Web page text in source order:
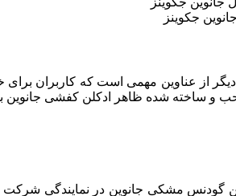
جکوینز
از عناوین مهمی است که کاربران
و ساخته شده ظاهر ادکلن کفشی
گودنس مشکی جانوین در نمایندگی